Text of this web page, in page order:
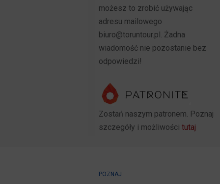
możesz to zrobić używając
adresu mailowego
biuro@toruntour.pl. Żadna
wiadomość nie pozostanie bez
odpowiedzi!
Zostań naszym patronem. Poznaj
szczegóły i możliwości tutaj
POZNAJ